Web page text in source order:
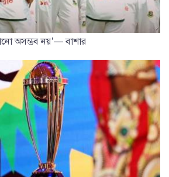
অসম্ভব নয়’— বাশার